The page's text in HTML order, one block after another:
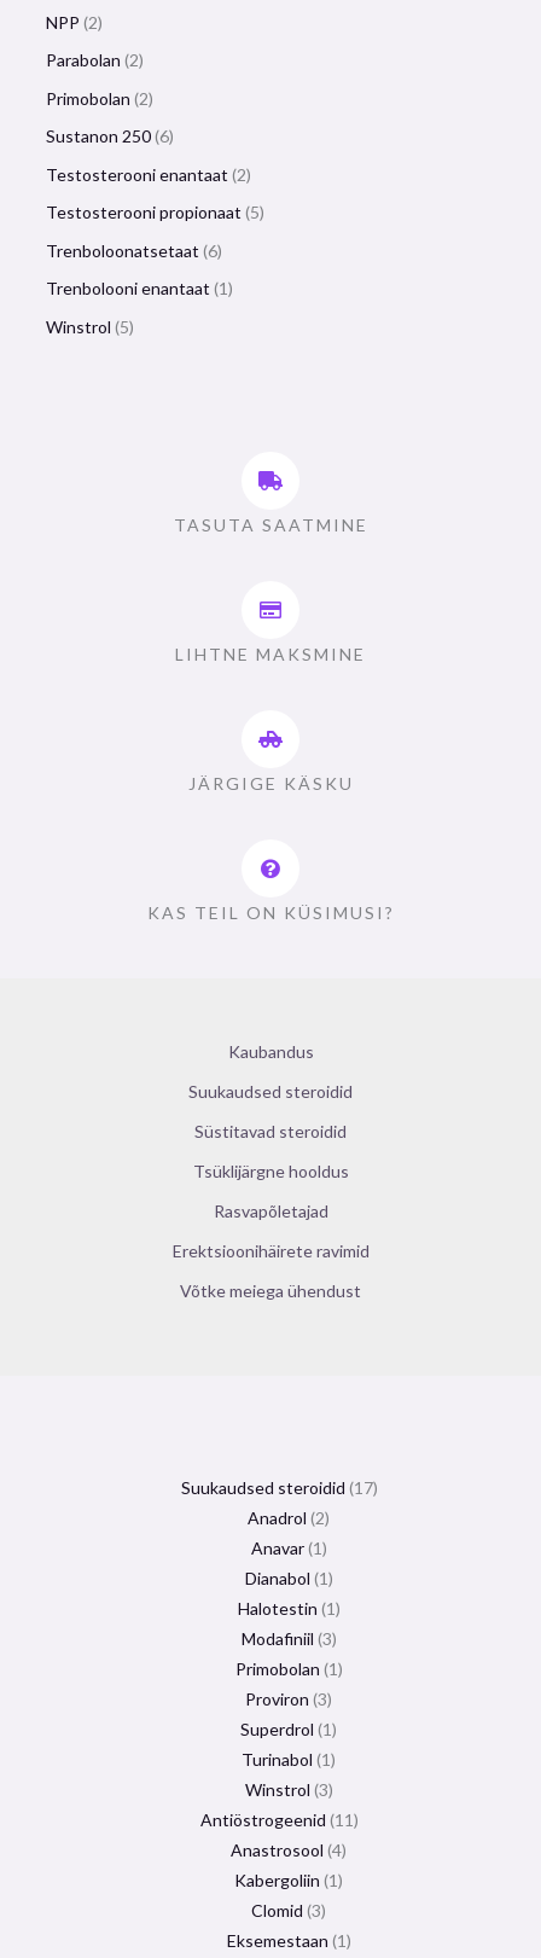
NPP 2
Parabolan 2
Primobolan 2
Sustanon 250 6
Testosterooni enantaat 2
Testosterooni propionaat 5
Trenboloonatsetaat 6
Trenbolooni enantaat 1
Winstrol 5
TASUTA SAATMINE
LIHTNE MAKSMINE
JÄRGIGE KÄSKU
KAS TEIL ON KÜSIMUSI?
Kaubandus
Suukaudsed steroidid
Süstitavad steroidid
Tsüklijärgne hooldus
Rasvapõletajad
Erektsioonihäirete ravimid
Võtke meiega ühendust
Suukaudsed steroidid 17
Anadrol 2
Anavar 1
Dianabol 1
Halotestin 1
Modafiniil 3
Primobolan 1
Proviron 3
Superdrol 1
Turinabol 1
Winstrol 3
Antiöstrogeenid 11
Anastrosool 4
Kabergoliin 1
Clomid 3
Eksemestaan ​​1